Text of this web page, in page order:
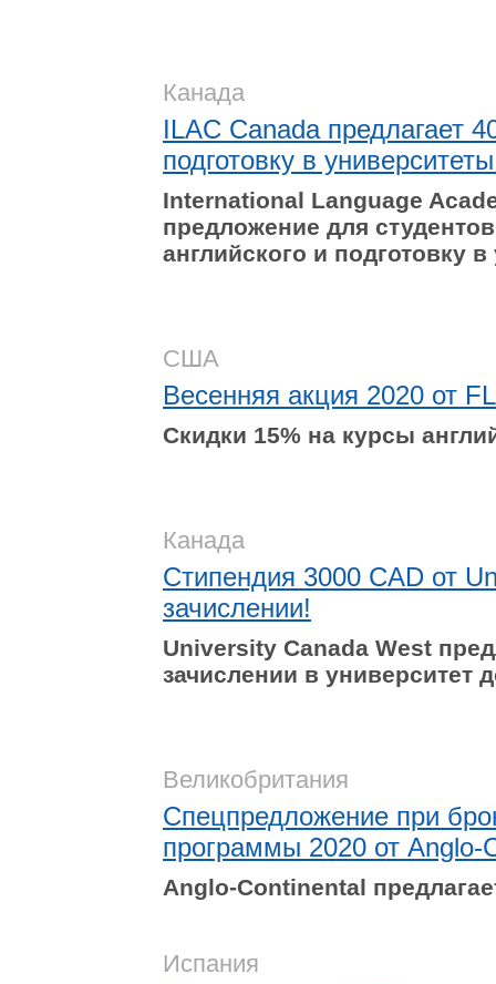
Канада
ILAC Canada предлагает
подготовку в
International Language
предложение для
английского и подготовку
США
Весенняя акция 2020 от
Скидки 15% на курсы
Канада
Стипендия 3000 CAD от
зачислении!
University Canada West
зачислении в университет
Великобритания
Спецпредложение при
программы 2020 от Anglo-
Anglo-Continental
Испания